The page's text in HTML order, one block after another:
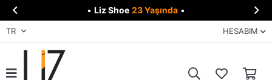
 • Liz Shoe 23 Yaşında • 
TR HESABIM